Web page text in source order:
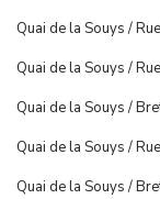
Quai de la Souys /
Quai de la Souys /
Quai de la Souys /
Quai de la Souys /
Quai de la Souys /